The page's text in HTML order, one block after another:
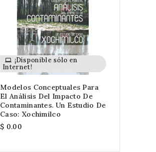
Modelos Conceptuales Para
El Análisis Del Impacto De
Contaminantes. Un Estudio De
Caso: Xochimilco
$ 0.00
¡Disponible sólo en
Internet!